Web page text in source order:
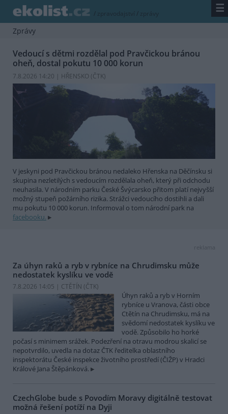
/ zpravodajství / zprávy ☰
Zprávy
Vedoucí s dětmi rozdělal pod Pravčickou bránou
oheň, dostal pokutu 10 000 korun
7.8.2026 14:20 | HŘENSKO (ČTK)
V jeskyni pod Pravčickou bránou nedaleko Hřenska na Děčínsku si
skupina nezletilých s vedoucím rozdělala oheň, který při odchodu
neuhasila. V národním parku České Švýcarsko přitom platí nejvyšší
možný stupeň požárního rizika. Strážci vedoucího dostihli a dali
mu pokutu 10 000 korun. Informoval o tom národní park na
facebooku.
reklama
Za úhyn raků a ryb v rybníce na Chrudimsku může
nedostatek kyslíku ve vodě
7.8.2026 14:05 | CTĚTÍN (ČTK)
Úhyn raků a ryb v Horním
rybníce u Vranova, části obce
Ctětín na Chrudimsku, má na
svědomí nedostatek kyslíku ve
vodě. Způsobilo ho horké
počasí s minimem srážek. Podezření na otravu modrou skalicí se
nepotvrdilo, uvedla na dotaz ČTK ředitelka oblastního
inspektorátu České inspekce životního prostředí (ČIŽP) v Hradci
Králové Jana Štěpánková.
CzechGlobe bude s Povodím Moravy digitálně testovat
možná řešení potíží na Dyji